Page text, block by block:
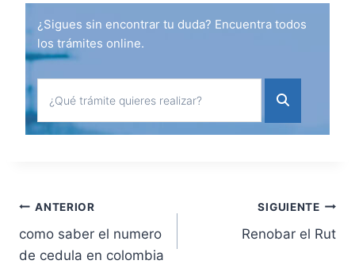
¿Sigues sin encontrar tu duda? Encuentra todos
los trámites online.
Navegación
de
ANTERIOR
como saber el numero
de cedula en colombia
SIGUIENTE
Renobar el Rut